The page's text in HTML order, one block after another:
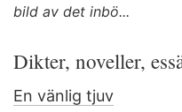
bild av det inbö...
Dikter, noveller,
En vänlig tjuv